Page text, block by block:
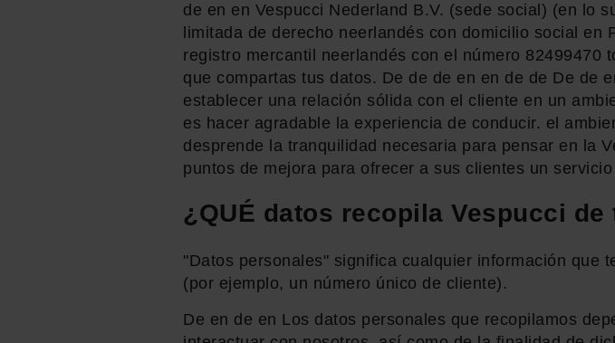
de en en Vespucci Nederland B.V. (sede social) (en lo
limitada de derecho neerlandés con domicilio social en
registro mercantil neerlandés con el número 82499470
que compartas tus datos. De de de en en de de De de
establecer una relación sólida con el cliente en un
es hacer agradable la experiencia de conducir. el
desprende la tranquilidad necesaria para pensar en la
puntos de mejora para ofrecer a sus clientes un servicio
¿QUÉ datos recopila Vespucci de
"Datos personales" significa cualquier información que
(por ejemplo, un número único de cliente).
De en de en Los datos personales que recopilamos